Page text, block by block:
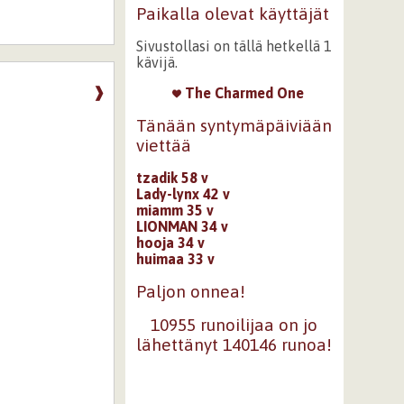
❱
Paikalla olevat käyttäjät
Sivustollasi on tällä hetkellä 1
kävijä.
The Charmed One
Tänään syntymäpäiviään
viettää
tzadik 58 v
Lady-lynx 42 v
miamm 35 v
LIONMAN 34 v
hooja 34 v
huimaa 33 v
Paljon onnea!
10955 runoilijaa on jo
lähettänyt 140146 runoa!